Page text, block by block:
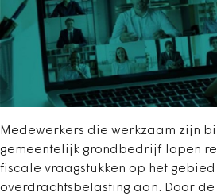
Medewerkers die werkzaam zijn
gemeentelijk grondbedrijf lopen
fiscale vraagstukken op het gebied
overdrachtsbelasting aan. Door